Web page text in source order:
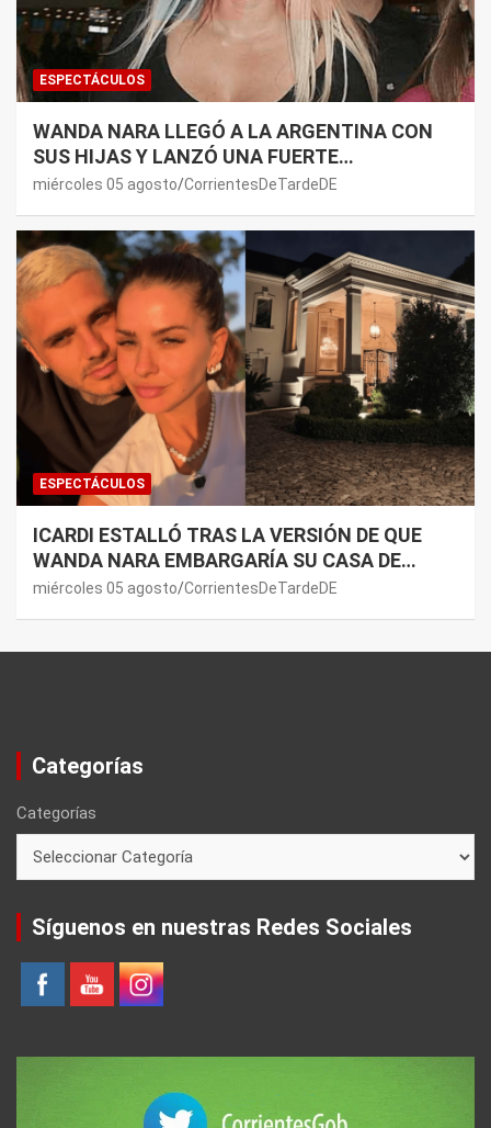
ESPECTÁCULOS
WANDA NARA LLEGÓ A LA ARGENTINA CON
SUS HIJAS Y LANZÓ UNA FUERTE
PREMONICIÓN SOBRE MAURO ICARDI
miércoles 05 agosto CorrientesDeTardeDE
ESPECTÁCULOS
ICARDI ESTALLÓ TRAS LA VERSIÓN DE QUE
WANDA NARA EMBARGARÍA SU CASA DE
NORDELTA: “NECESITAN RASCAR DE ALGÚN
miércoles 05 agosto CorrientesDeTardeDE
Categorías
Categorías
Síguenos en nuestras Redes Sociales